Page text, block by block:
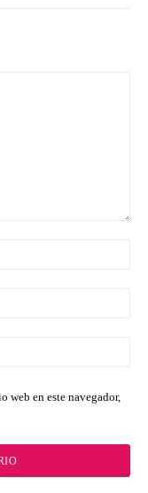
web en este navegador,